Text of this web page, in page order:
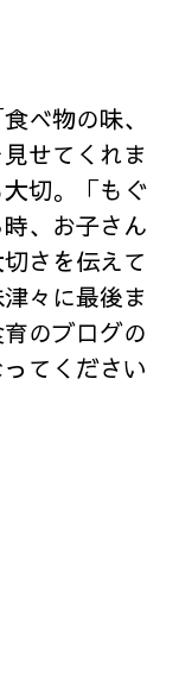
べ物の味、
せてくれま
切。「もぐ
、お子さん
さを伝えて
々に最後ま
のブログの
てください